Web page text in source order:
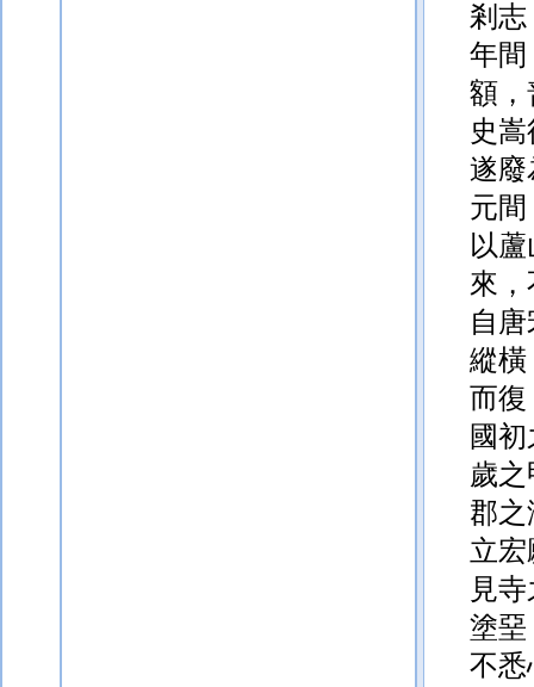
剎
年間
額，
史
遂廢
元
以
來，
自
縱橫
而
國
歲
郡
立
見
塗堊
不悉